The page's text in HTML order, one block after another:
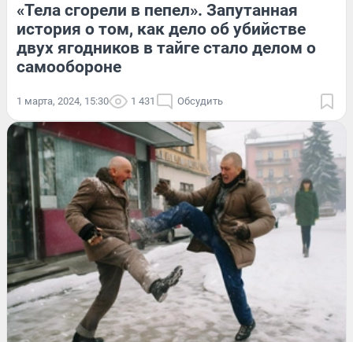
«Тела сгорели в пепел». Запутанная
история о том, как дело об убийстве
двух ягодников в тайге стало делом о
самообороне
1 марта, 2024, 15:30 1 431 Обсудить